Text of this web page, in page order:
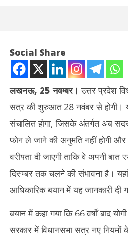
यूपी विधानसभा : शीतकालीन सत्र में मोबाइल
सदस्यों को मिलेगी वरीयता
November
25, 2023
Social Share
लखनऊ, 25 नवम्बर। उत्तर प्रदेश
सत्र की शुरुआत 28 नवंबर से होगी।
संचालित होगा, जिसके अंतर्गत अब
फोन ले जाने की अनुमति नहीं होगी
वरीयता दी जाएगी ताकि वे अपनी
दिसम्बर तक चलने की संभावना है।
आधिकारिक बयान में यह जानकारी दी
बयान में कहा गया कि 66 वर्षों बाद
सरकार में विधानसभा सत्र नए नियमों